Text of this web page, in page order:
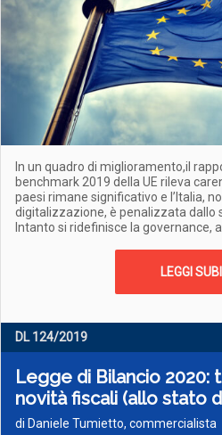
In un quadro di miglioramento,il
benchmark 2019 della UE rileva
paesi rimane significativo e l’Italia,
digitalizzazione, è penalizzata dallo
Intanto si ridefinisce la governance,
LEGGI
DL 124/2019
Legge di Bilancio 2020:
novità fiscali (allo stato
di Daniele Tumietto, commercialista